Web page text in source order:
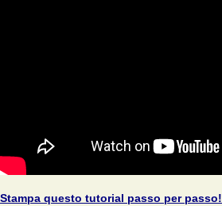
Stampa questo tutorial passo per passo!